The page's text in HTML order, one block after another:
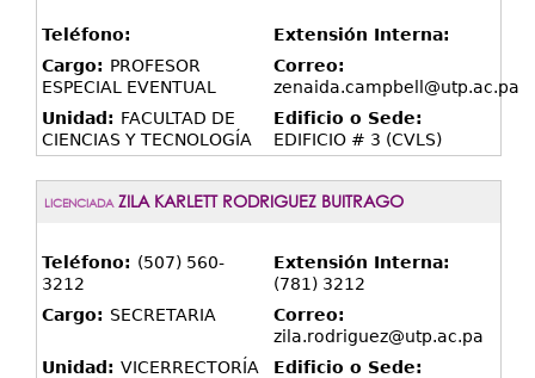
Teléfono:
Extensión Interna:
Cargo: PROFESOR
ESPECIAL EVENTUAL
Correo:
zenaida.campbell@utp.ac.pa
Unidad: FACULTAD DE
CIENCIAS Y TECNOLOGÍA
Edificio o Sede:
EDIFICIO # 3 (CVLS)
LICENCIADA ZILA KARLETT RODRIGUEZ BUITRAGO
Teléfono: (507) 560-
3212
Extensión Interna:
(781) 3212
Cargo: SECRETARIA
Correo:
zila.rodriguez@utp.ac.pa
Unidad: VICERRECTORÍA
Edificio o Sede: